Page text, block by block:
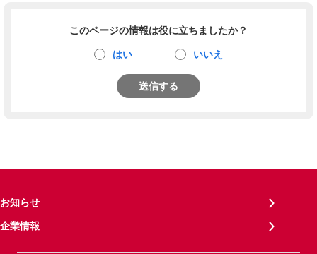
このページの情報は役に立ちましたか？
はい いいえ
送信する
お知らせ
企業情報